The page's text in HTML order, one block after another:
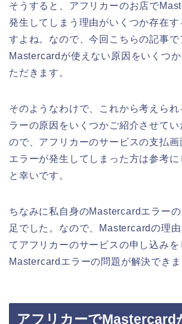
そうすると、アフリカーのお店で
発生してしまう理由がいくつか存在
すよね。なので、今回こちらの記事
Mastercardが使えない原因をいくつ
ただきます。
そのようなわけで、これから考えら
ラーの原因をいくつかご紹介させてい
ので、アフリカーのサービスの支払
エラーが発生してしまった方は参考に
と幸いです。
ちなみに私自身のMastercardエラー
足でした。なので、Mastercardの理
てアフリカーのサービスの申し込みを
Mastercardエラーの問題が解決でき
アフリカーでMastercard